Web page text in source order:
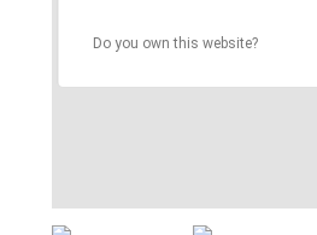
Do you own this website?